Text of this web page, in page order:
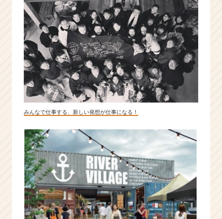
みんなで仕事する、新しい発想が仕事になる！